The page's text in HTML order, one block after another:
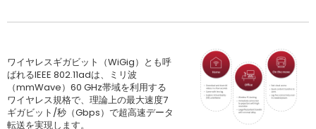
ワイヤレスギガビット（WiGig）とも呼
ばれるIEEE 802.11adは、ミリ波
（mmWave）60 GHz帯域を利用する
ワイヤレス規格で、理論上の最大速度7
ギガビット/秒（Gbps）で超高速データ
転送を実現します。